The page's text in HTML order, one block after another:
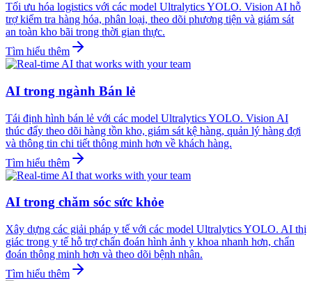
Tối ưu hóa logistics với các model Ultralytics YOLO. Vision AI hỗ
trợ kiểm tra hàng hóa, phân loại, theo dõi phương tiện và giám sát
an toàn kho bãi trong thời gian thực.
Tìm hiểu thêm
AI trong ngành Bán lẻ
Tái định hình bán lẻ với các model Ultralytics YOLO. Vision AI
thúc đẩy theo dõi hàng tồn kho, giám sát kệ hàng, quản lý hàng đợi
và thông tin chi tiết thông minh hơn về khách hàng.
Tìm hiểu thêm
AI trong chăm sóc sức khỏe
Xây dựng các giải pháp y tế với các model Ultralytics YOLO. AI thị
giác trong y tế hỗ trợ chẩn đoán hình ảnh y khoa nhanh hơn, chẩn
đoán thông minh hơn và theo dõi bệnh nhân.
Tìm hiểu thêm